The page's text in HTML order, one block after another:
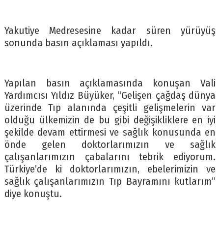
Yakutiye Medresesine kadar süren yürüyüş
sonunda basın açıklaması yapıldı.
Yapılan basın açıklamasında konuşan Vali
Yardımcısı Yıldız Büyüker, “Gelişen çağdaş dünya
üzerinde Tıp alanında çeşitli gelişmelerin var
olduğu ülkemizin de bu gibi değişikliklere en iyi
şekilde devam ettirmesi ve sağlık konusunda en
önde gelen doktorlarımızın ve sağlık
çalışanlarımızın çabalarını tebrik ediyorum.
Türkiye’de ki doktorlarımızın, ebelerimizin ve
sağlık çalışanlarımızın Tıp Bayramını kutlarım’’
diye konuştu.